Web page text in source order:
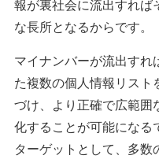
報が裏社会に流出すれば
な長所となるからです。
マイナンバーが流出す
た複数の個人情報リス
づけ、より正確で広範囲
化することが可能になる
ターゲットとして、多数